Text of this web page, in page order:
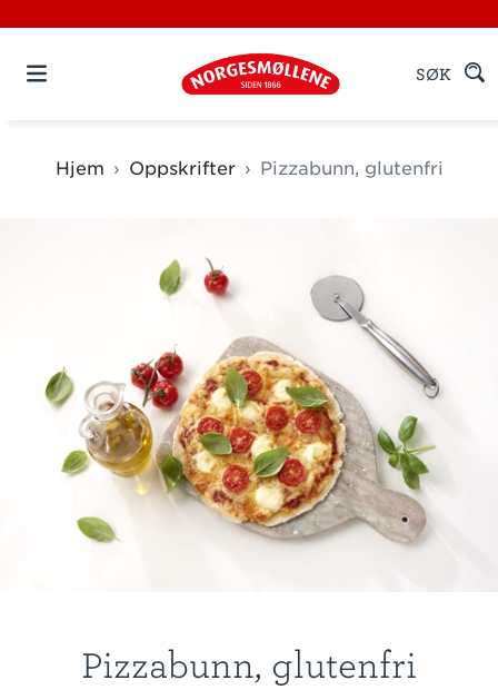
SØK
Hjem Oppskrifter Pizzabunn, glutenfri
Pizzabunn, glutenfri